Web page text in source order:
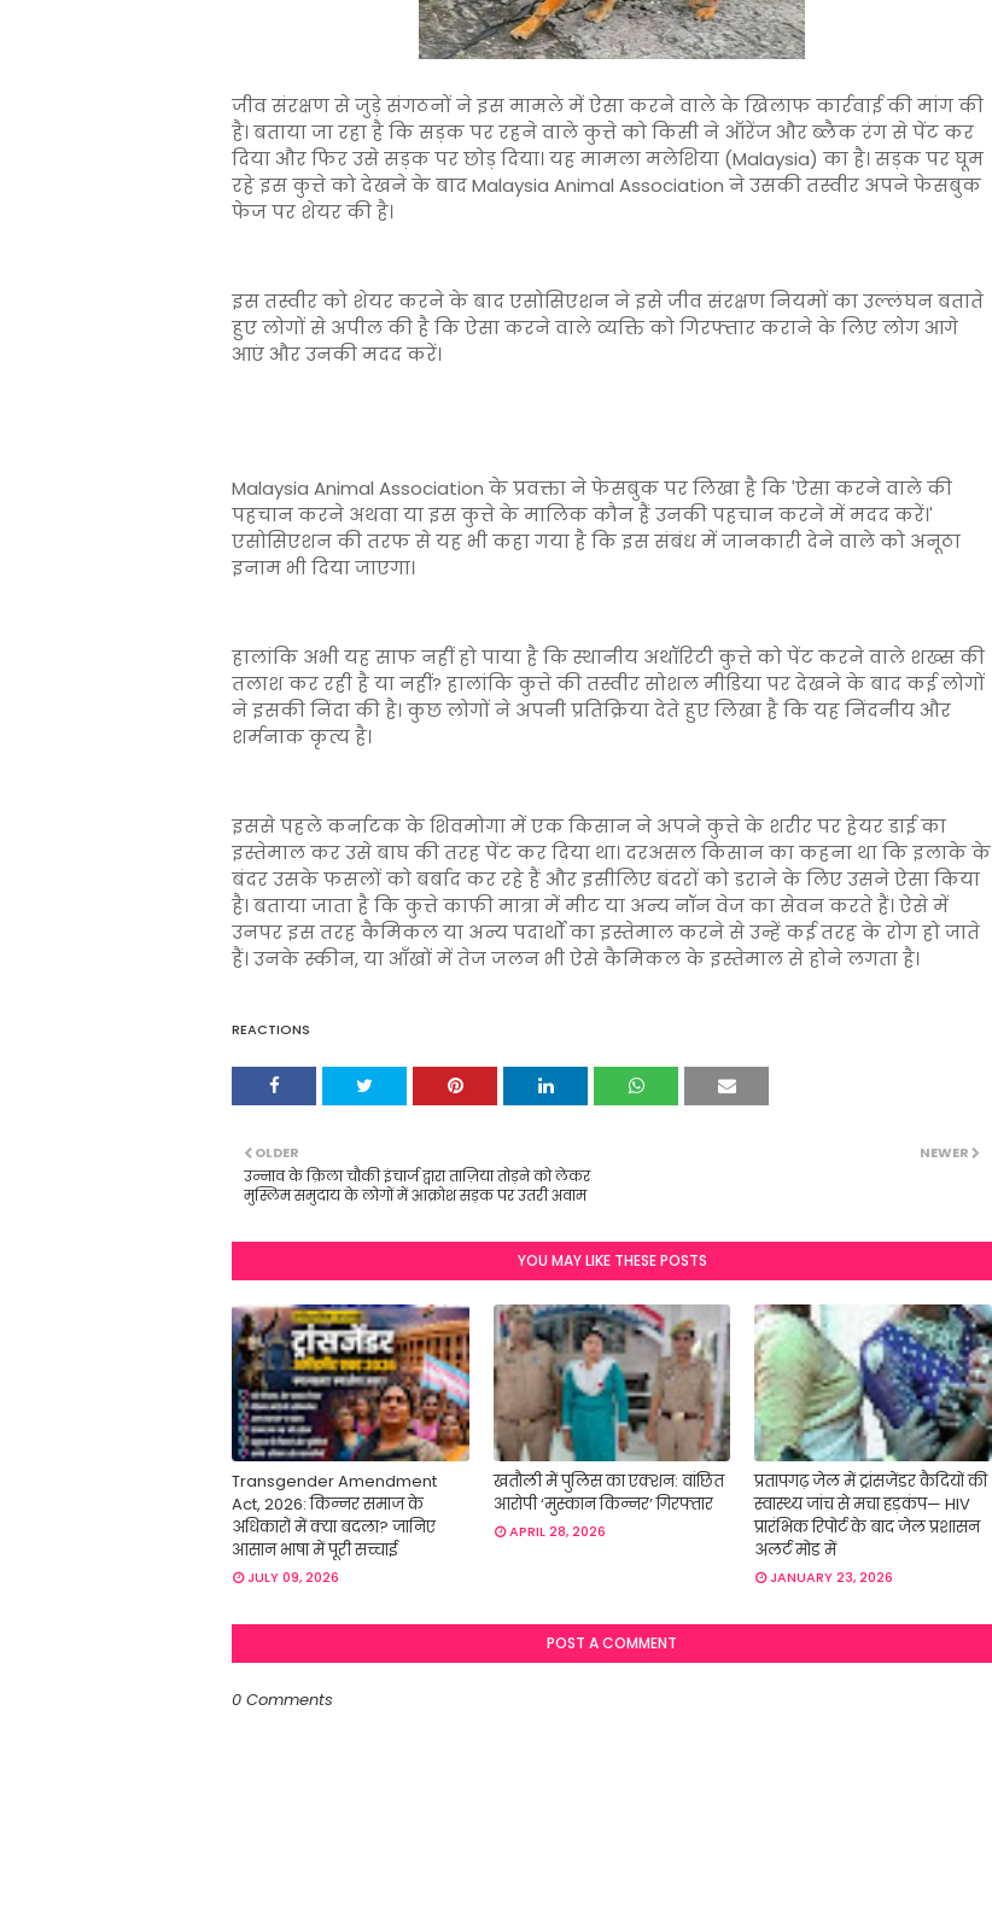
जीव संरक्षण से जुड़े संगठनों ने इस मामले में ऐसा करने वाले के खिलाफ कार्रवाई की मांग की
है। बताया जा रहा है कि सड़क पर रहने वाले कुत्ते को किसी ने ऑरेंज और ब्लैक रंग से पेंट कर
दिया और फिर उसे सड़क पर छोड़ दिया। यह मामला मलेशिया (Malaysia) का है। सड़क पर घूम
रहे इस कुत्ते को देखने के बाद Malaysia Animal Association ने उसकी तस्वीर अपने फेसबुक
फेज पर शेयर की है।
इस तस्वीर को शेयर करने के बाद एसोसिएशन ने इसे जीव संरक्षण नियमों का उल्लंघन बताते
हुए लोगों से अपील की है कि ऐसा करने वाले व्यक्ति को गिरफ्तार कराने के लिए लोग आगे
आएं और उनकी मदद करें।
Malaysia Animal Association के प्रवक्ता ने फेसबुक पर लिखा है कि 'ऐसा करने वाले की
पहचान करने अथवा या इस कुत्ते के मालिक कौन हैं उनकी पहचान करने में मदद करें।'
एसोसिएशन की तरफ से यह भी कहा गया है कि इस संबंध में जानकारी देने वाले को अनूठा
इनाम भी दिया जाएगा।
हालांकि अभी यह साफ नहीं हो पाया है कि स्थानीय अथॉरिटी कुत्ते को पेंट करने वाले शख्स की
तलाश कर रही है या नहीं? हालांकि कुत्ते की तस्वीर सोशल मीडिया पर देखने के बाद कई लोगों
ने इसकी निंदा की है। कुछ लोगों ने अपनी प्रतिक्रिया देते हुए लिखा है कि यह निंदनीय और
शर्मनाक कृत्य है।
इससे पहले कर्नाटक के शिवमोगा में एक किसान ने अपने कुत्ते के शरीर पर हेयर डाई का
इस्तेमाल कर उसे बाघ की तरह पेंट कर दिया था। दरअसल किसान का कहना था कि इलाके के
बंदर उसके फसलों को बर्बाद कर रहे हैं और इसीलिए बंदरों को डराने के लिए उसने ऐसा किया
है। बताया जाता है कि कुत्ते काफी मात्रा में मीट या अन्य नॉन वेज का सेवन करते हैं। ऐसे में
उनपर इस तरह कैमिकल या अन्य पदार्थों का इस्तेमाल करने से उन्हें कई तरह के रोग हो जाते
हैं। उनके स्कीन, या आँखों में तेज जलन भी ऐसे कैमिकल के इस्तेमाल से होने लगता है।
REACTIONS
NEWER
OLDER
उन्नाव के क़िला चौकी इंचार्ज द्वारा ताज़िया तोड़ने को लेकर
मुस्लिम समुदाय के लोगों में आक्रोश सड़क पर उतरी अवाम
YOU MAY LIKE THESE POSTS
Transgender Amendment
Act, 2026: किन्नर समाज के
अधिकारों में क्या बदला? जानिए
आसान भाषा में पूरी सच्चाई
JULY 09, 2026
खतौली में पुलिस का एक्शन: वांछित
आरोपी ‘मुस्कान किन्नर’ गिरफ्तार
APRIL 28, 2026
प्रतापगढ़ जेल में ट्रांसजेंडर कैदियों की
स्वास्थ्य जांच से मचा हड़कंप— HIV
प्रारंभिक रिपोर्ट के बाद जेल प्रशासन
अलर्ट मोड में
JANUARY 23, 2026
POST A COMMENT
0 Comments